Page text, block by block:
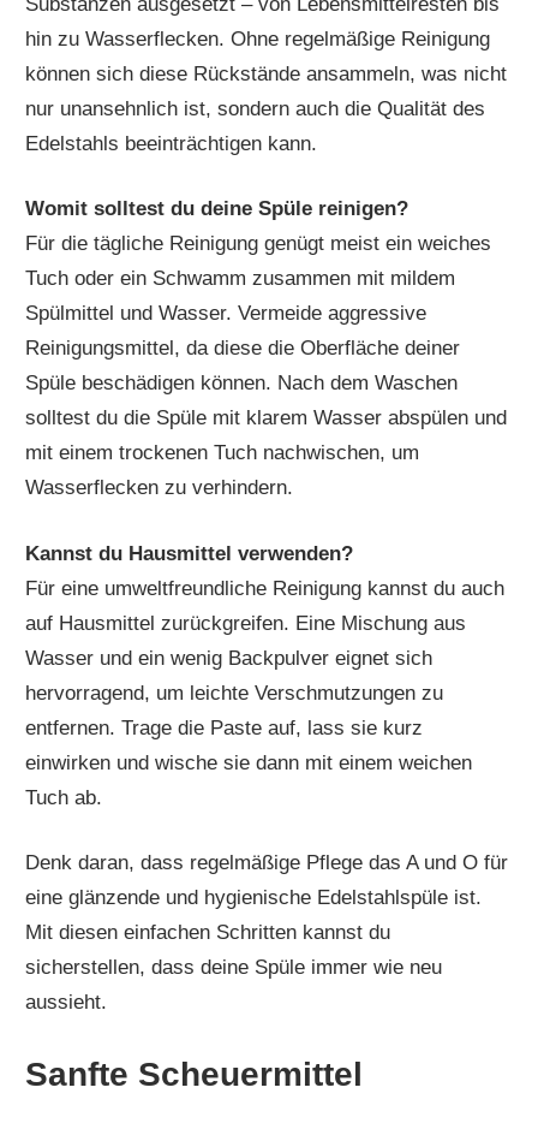
hin zu Wasserflecken. Ohne regelmäßige Reinigung
können sich diese Rückstände ansammeln, was nicht
nur unansehnlich ist, sondern auch die Qualität des
Edelstahls beeinträchtigen kann.
Womit solltest du deine Spüle reinigen?
Für die tägliche Reinigung genügt meist ein weiches
Tuch oder ein Schwamm zusammen mit mildem
Spülmittel und Wasser. Vermeide aggressive
Reinigungsmittel, da diese die Oberfläche deiner
Spüle beschädigen können. Nach dem Waschen
solltest du die Spüle mit klarem Wasser abspülen und
mit einem trockenen Tuch nachwischen, um
Wasserflecken zu verhindern.
Kannst du Hausmittel verwenden?
Für eine umweltfreundliche Reinigung kannst du auch
auf Hausmittel zurückgreifen. Eine Mischung aus
Wasser und ein wenig Backpulver eignet sich
hervorragend, um leichte Verschmutzungen zu
entfernen. Trage die Paste auf, lass sie kurz
einwirken und wische sie dann mit einem weichen
Tuch ab.
Denk daran, dass regelmäßige Pflege das A und O für
eine glänzende und hygienische Edelstahlspüle ist.
Mit diesen einfachen Schritten kannst du
sicherstellen, dass deine Spüle immer wie neu
aussieht.
Sanfte Scheuermittel